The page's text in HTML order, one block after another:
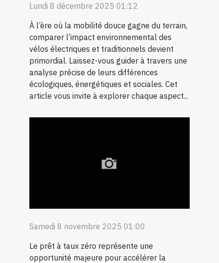
Lundi 8 décembre 2025 01:12
À l’ère où la mobilité douce gagne du terrain,
comparer l’impact environnemental des
vélos électriques et traditionnels devient
primordial. Laissez-vous guider à travers une
analyse précise de leurs différences
écologiques, énergétiques et sociales. Cet
article vous invite à explorer chaque aspect...
Samedi 8 novembre 2025 01:00
Le prêt à taux zéro représente une
opportunité majeure pour accélérer la